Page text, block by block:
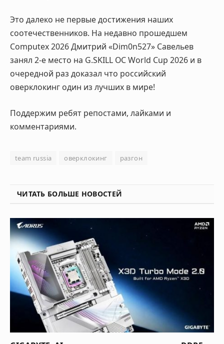
Это далеко не первые достижения наших
соотечественников. На недавно прошедшем
Computex 2026Дмитрий «Dim0n527» Савельев
занял 2-е место на G.SKILL OC World Cup 2026 и в
очередной раз доказал что российский
оверклокинг один из лучших в мире!
Поддержим ребят репостами, лайками и
комментариями.
team russia оверклокинг разгон
ЧИТАТЬ БОЛЬШЕ НОВОСТЕЙ